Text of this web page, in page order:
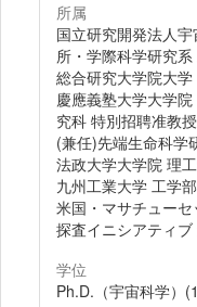
所属
国立研究開発法人
所・学際科学研究系
総合研究大学院大
慶應義塾大学大学
究科 特別招聘准教授
(兼任)先端生命科学
法政大学大学院 理
九州工業大学 工学
米国・マサチュー
探査イニシアティ
学位
Ph.D.（宇宙科学）